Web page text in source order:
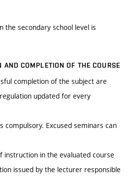
the secondary school level is
AND COMPLETION OF THE COURSE
completion of the subject are
updated for every
compulsory. Excused seminars can
instruction in the evaluated course
issued by the lecturer responsible